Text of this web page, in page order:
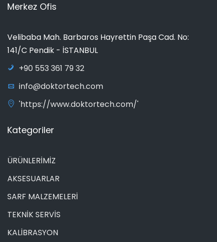
Merkez Ofis
Velibaba Mah. Barbaros Hayrettin Paşa Cad. No:
141/C Pendik - İSTANBUL
+90 553 361 79 32
info@doktortech.com
'https://www.doktortech.com/'
Kategoriler
ÜRÜNLERİMİZ
AKSESUARLAR
SARF MALZEMELERİ
TEKNİK SERVİS
KALİBRASYON